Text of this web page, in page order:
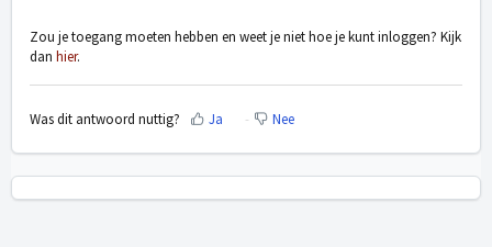
Zou je toegang moeten hebben en weet je niet hoe je kunt inloggen? Kijk
dan hier.
Was dit antwoord nuttig? Ja Nee